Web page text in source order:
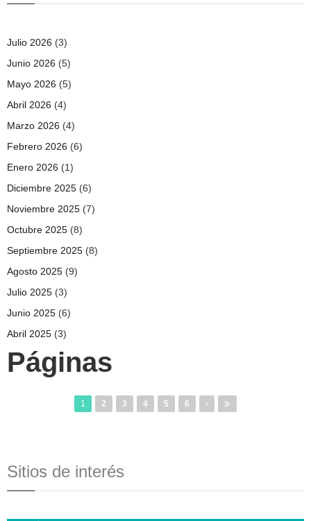
Julio 2026 (3)
Junio 2026 (5)
Mayo 2026 (5)
Abril 2026 (4)
Marzo 2026 (4)
Febrero 2026 (6)
Enero 2026 (1)
Diciembre 2025 (6)
Noviembre 2025 (7)
Octubre 2025 (8)
Septiembre 2025 (8)
Agosto 2025 (9)
Julio 2025 (3)
Junio 2025 (6)
Abril 2025 (3)
Páginas
1 2 3 4 5 6
Sitios de interés